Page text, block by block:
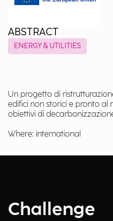
ABSTRACT
ENERGY & UTILITIES
Un progetto di
edifici non storici e pronto al
obiettivi di
Where: international
Challenge